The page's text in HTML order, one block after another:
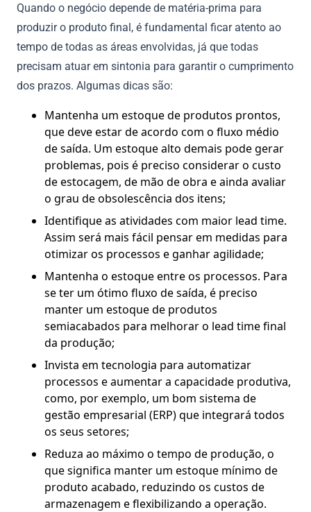
Quando o negócio depende de matéria-prima para
produzir o produto final, é fundamental ficar atento ao
tempo de todas as áreas envolvidas, já que todas
precisam atuar em sintonia para garantir o cumprimento
dos prazos. Algumas dicas são:
Mantenha um estoque de produtos prontos,
que deve estar de acordo com o fluxo médio
de saída. Um estoque alto demais pode gerar
problemas, pois é preciso considerar o custo
de estocagem, de mão de obra e ainda avaliar
o grau de obsolescência dos itens;
Identifique as atividades com maior lead time.
Assim será mais fácil pensar em medidas para
otimizar os processos e ganhar agilidade;
Mantenha o estoque entre os processos. Para
se ter um ótimo fluxo de saída, é preciso
manter um estoque de produtos
semiacabados para melhorar o lead time final
da produção;
Invista em tecnologia para automatizar
processos e aumentar a capacidade produtiva,
como, por exemplo, um bom sistema de
gestão empresarial (ERP) que integrará todos
os seus setores;
Reduza ao máximo o tempo de produção, o
que significa manter um estoque mínimo de
produto acabado, reduzindo os custos de
armazenagem e flexibilizando a operação.